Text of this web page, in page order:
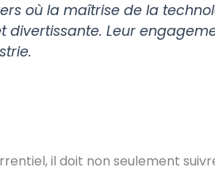
où la maîtrise de la
divertissante. Leur
il doit non seulement